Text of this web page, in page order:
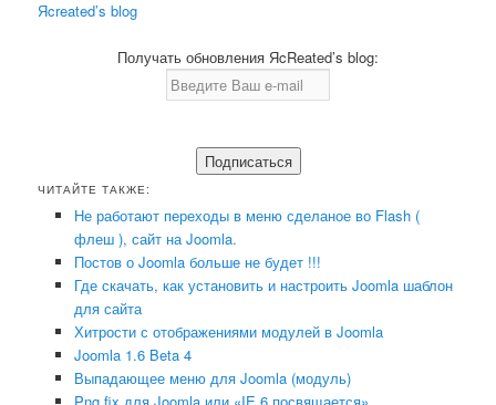
Яcreated’s blog
Получать обновления ЯcReated’s blog:
ЧИТАЙТЕ ТАКЖЕ:
Не работают переходы в меню сделаное во Flash (
флеш ), сайт на Joomla.
Постов о Joomla больше не будет !!!
Где скачать, как установить и настроить Joomla шаблон
для сайта
Хитрости с отображениями модулей в Joomla
Joomla 1.6 Beta 4
Выпадающее меню для Joomla (модуль)